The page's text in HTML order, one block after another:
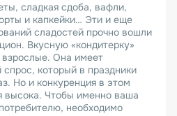
сладкая сдоба, вафли,
и капкейки… Эти и еще
сладостей прочно вошли
Вкусную «кондитерку»
взрослые. Она имеет
который в праздники
Но и конкуренция в этом
высока. Чтобы именно ваша
необходимо